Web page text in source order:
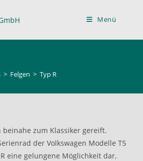
Menü
> Felgen > Typ R
beinahe zum Klassiker gereift.
der Volkswagen Modelle T5
eine gelungene Möglichkeit dar,